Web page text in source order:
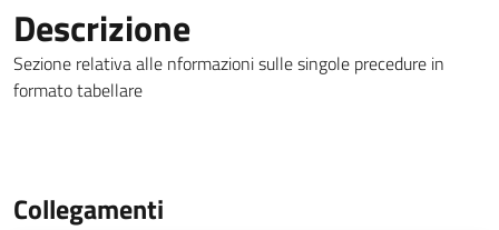
Descrizione
Sezione relativa alle nformazioni sulle singole precedure in
formato tabellare
Collegamenti